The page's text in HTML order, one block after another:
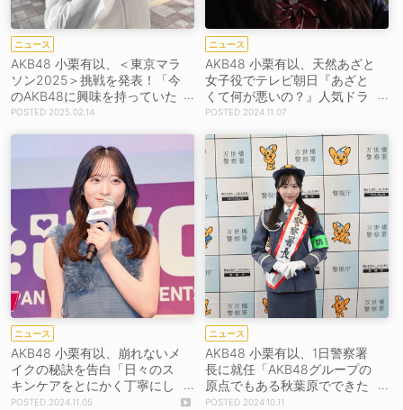
ニュース
AKB48 小栗有以、＜東京マラ
ソン2025＞挑戦を発表！「今
のAKB48に興味を持っていた
だく“きっかけ”になることを
2025.02.14
ニュース
AKB48 小栗有以、天然あざと
女子役でテレビ朝日『あざと
くて何が悪いの？』人気ドラ
マ企画「あざと連ドラ」主演
2024.11.07
ニュース
AKB48 小栗有以、崩れないメ
イクの秘訣を告白「日々のス
キンケアをとにかく丁寧にし
ています」＜JKCS2024＞出
2024.11.05
ニュース
AKB48 小栗有以、1日警察署
長に就任「AKB48グループの
原点でもある秋葉原でできた
ことがとても嬉しい」
2024.10.11